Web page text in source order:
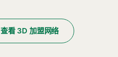
查看 3D 加盟网络